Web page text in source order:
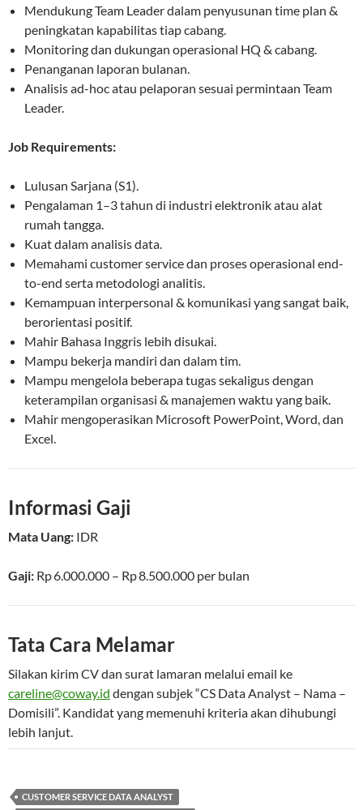
Mendukung Team Leader dalam penyusunan time plan &
peningkatan kapabilitas tiap cabang.
Monitoring dan dukungan operasional HQ & cabang.
Penanganan laporan bulanan.
Analisis ad-hoc atau pelaporan sesuai permintaan Team
Leader.
Job Requirements:
Lulusan Sarjana (S1).
Pengalaman 1–3 tahun di industri elektronik atau alat
rumah tangga.
Kuat dalam analisis data.
Memahami customer service dan proses operasional end-
to-end serta metodologi analitis.
Kemampuan interpersonal & komunikasi yang sangat baik,
berorientasi positif.
Mahir Bahasa Inggris lebih disukai.
Mampu bekerja mandiri dan dalam tim.
Mampu mengelola beberapa tugas sekaligus dengan
keterampilan organisasi & manajemen waktu yang baik.
Mahir mengoperasikan Microsoft PowerPoint, Word, dan
Excel.
Informasi Gaji
Mata Uang: IDR
Gaji: Rp 6.000.000 – Rp 8.500.000 per bulan
Tata Cara Melamar
Silakan kirim CV dan surat lamaran melalui email ke
careline@coway.id dengan subjek “CS Data Analyst – Nama –
Domisili”. Kandidat yang memenuhi kriteria akan dihubungi
lebih lanjut.
CUSTOMER SERVICE DATA ANALYST